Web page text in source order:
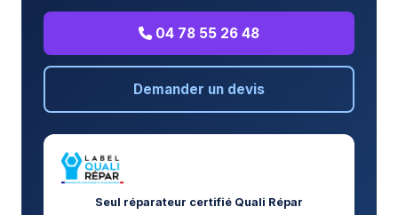
04 78 55 26 48
Demander un devis
Seul réparateur certifié Quali Répar